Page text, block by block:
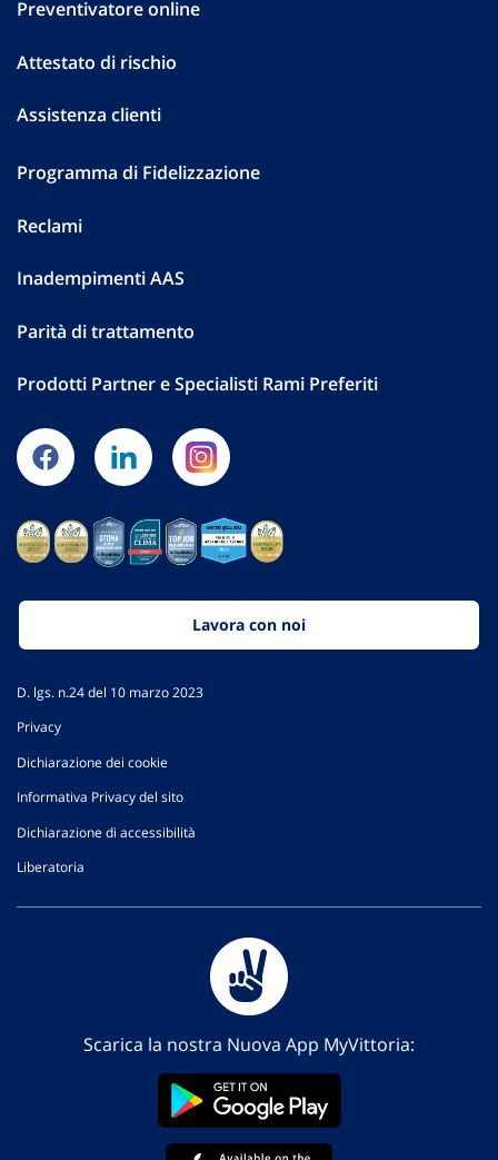
Preventivatore online
Attestato di rischio
Assistenza clienti
Programma di Fidelizzazione
Reclami
Inadempimenti AAS
Parità di trattamento
Prodotti Partner e Specialisti Rami Preferiti
Lavora con noi
D. lgs. n.24 del 10 marzo 2023
Privacy
Dichiarazione dei cookie
Informativa Privacy del sito
Dichiarazione di accessibilità
Liberatoria
Scarica la nostra Nuova App MyVittoria: